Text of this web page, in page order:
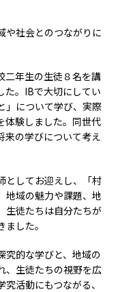
や社会とのつながりに
二年生の生徒８名を講
た。IBで大切にしてい
」について学び、実際
体験しました。同世代
来の学びについて考え
としてお迎えし、「村
地域の魅力や課題、地
生徒たちは自分たちが
した。
究的な学びと、地域の
、生徒たちの視野を広
活動にもつながる、